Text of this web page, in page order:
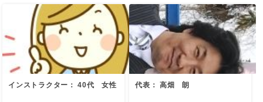
インストラクター： 40代 女性 代表： 高畑 朗